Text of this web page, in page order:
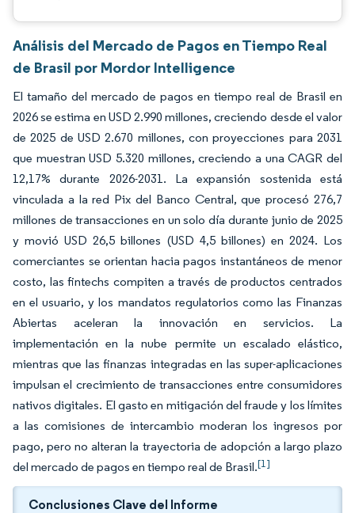
Análisis del Mercado de Pagos en Tiempo Real
de Brasil por Mordor Intelligence
El tamaño del mercado de pagos en tiempo real de Brasil en
2026 se estima en USD 2.990 millones, creciendo desde el valor
de 2025 de USD 2.670 millones, con proyecciones para 2031
que muestran USD 5.320 millones, creciendo a una CAGR del
12,17% durante 2026-2031. La expansión sostenida está
vinculada a la red Pix del Banco Central, que procesó 276,7
millones de transacciones en un solo día durante junio de 2025
y movió USD 26,5 billones (USD 4,5 billones) en 2024. Los
comerciantes se orientan hacia pagos instantáneos de menor
costo, las fintechs compiten a través de productos centrados
en el usuario, y los mandatos regulatorios como las Finanzas
Abiertas aceleran la innovación en servicios. La
implementación en la nube permite un escalado elástico,
mientras que las finanzas integradas en las super-aplicaciones
impulsan el crecimiento de transacciones entre consumidores
nativos digitales. El gasto en mitigación del fraude y los límites
a las comisiones de intercambio moderan los ingresos por
pago, pero no alteran la trayectoria de adopción a largo plazo
del mercado de pagos en tiempo real de Brasil.[1]
Conclusiones Clave del Informe